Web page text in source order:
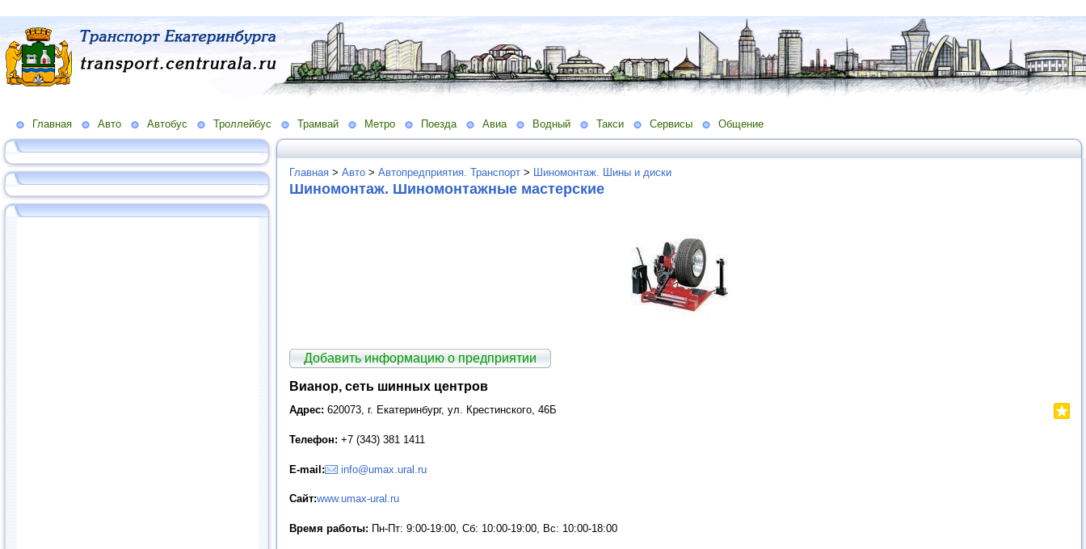
Главная Авто Автобус Троллейбус Трамвай Метро Поезда Авиа Водный Такси Сервисы Общение
Главная > Авто > Автопредприятия. Транспорт > Шиномонтаж. Шины и диски
Шиномонтаж. Шиномонтажные мастерские
Добавить информацию о предприятии
Вианор, сеть шинных центров
Адрес: 620073, г. Екатеринбург, ул. Крестинского, 46Б
Телефон: +7 (343) 381 1411
E-mail: info@umax.ural.ru
Сайт:www.umax-ural.ru
Время работы: Пн-Пт: 9:00-19:00, Сб: 10:00-19:00, Вс: 10:00-18:00